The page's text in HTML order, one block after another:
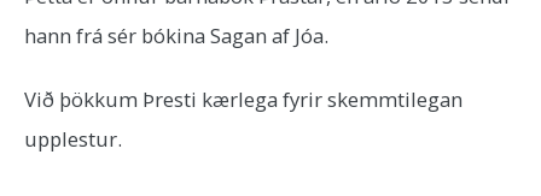
hann frá sér bókina Sagan af Jóa.
Við þökkum Þresti kærlega fyrir skemmtilegan
upplestur.